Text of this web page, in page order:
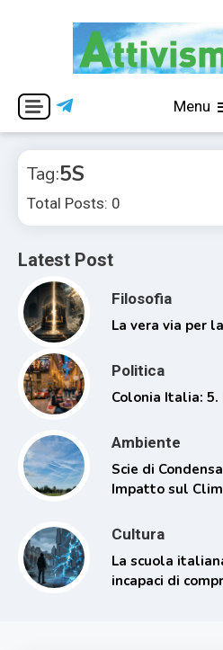
Attivismo.info
Menu
Tag:5S
Total Posts: 0
Latest Post
Filosofia
La vera via per
Politica
Colonia Italia:
Ambiente
Scie di
Impatto sul
Cultura
La scuola
incapaci di